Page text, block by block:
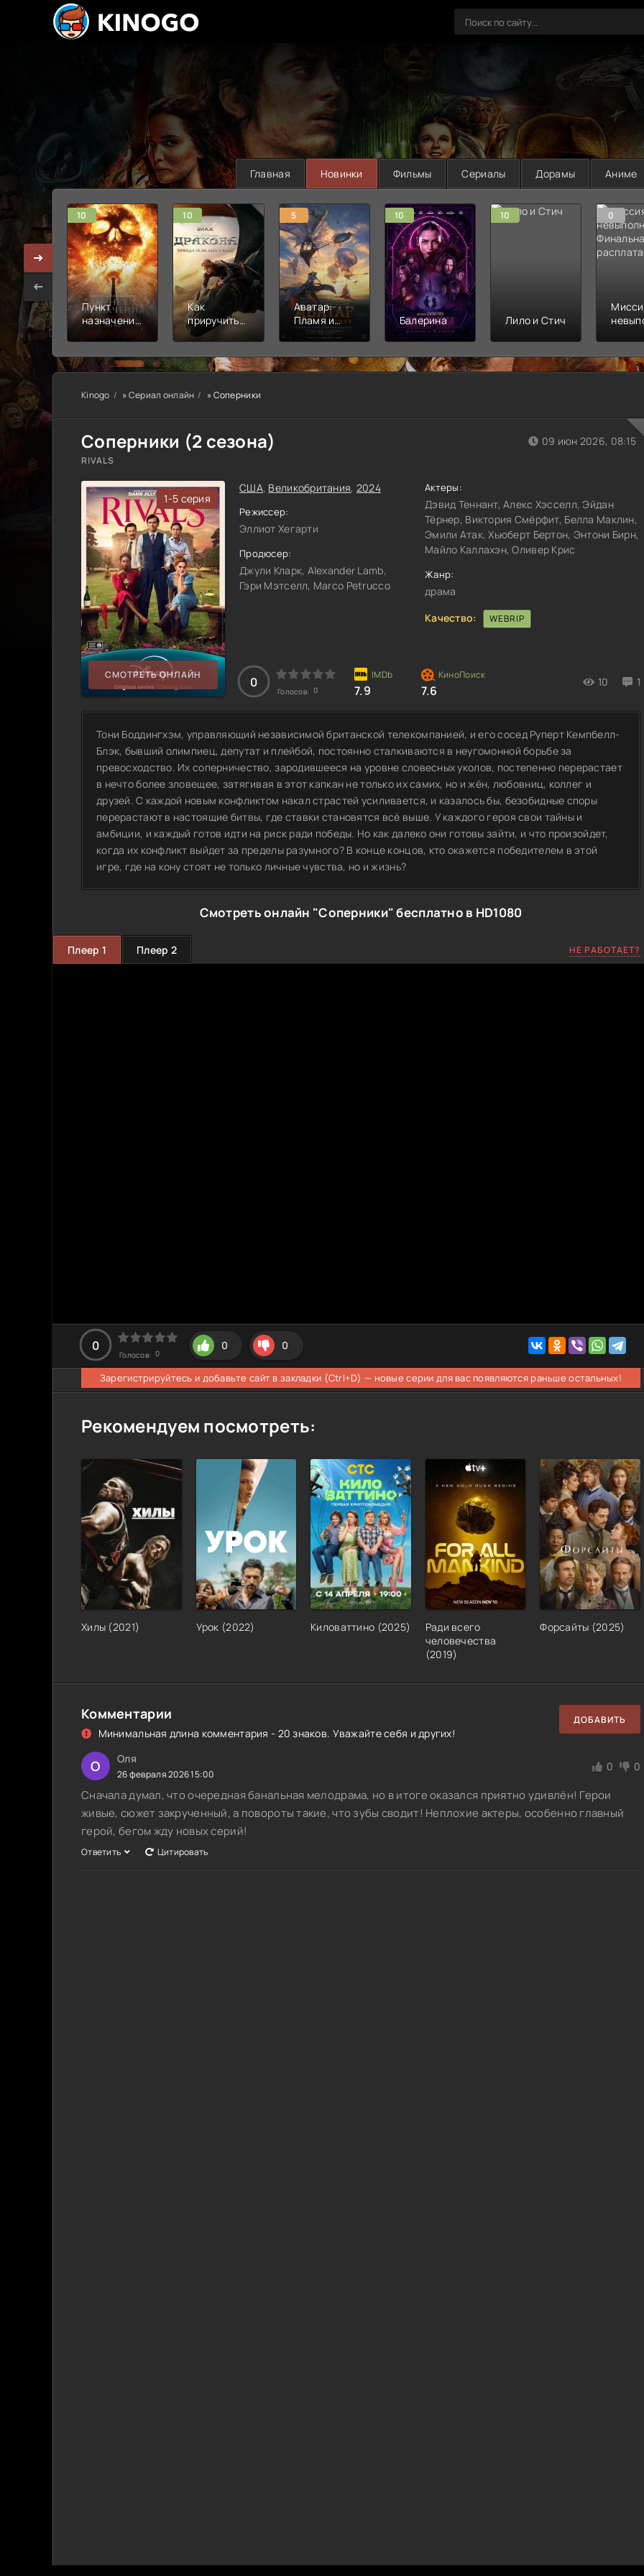
Главная Новинки Фильмы Сериалы Дорамы Аниме
10
Пункт
назначения:
10
Как
приручить
дракона
5
Аватар:
Пламя и
пепел
10
Балерина
10
Лило и Стич
0
Kinogo »Сериал онлайн » Соперники
Соперники (2 сезона)
RIVALS
1-5 серия
СМОТРЕТЬ ОНЛАЙН
США, Великобритания, 2024
Режиссер:
Эллиот Хегарти
Продюсер:
Джули Кларк, Alexander Lamb,
Гэри Мэтселл, Marco Petrucco
0
Голосов: 0 7.9 7.6
10 1
09 июн 2026, 08:15
Актеры:
Дэвид Теннант, Алекс Хэсселл, Эйдан
Тёрнер, Виктория Смёрфит, Белла Маклин,
Эмили Атак, Хьюберт Бертон, Энтони Бирн,
Майло Каллахэн, Оливер Крис
Жанр:
драма
Качество:
WEBRIP
Тони Боддингхэм, управляющий независимой британской телекомпанией, и его сосед Руперт Кемпбелл-
Блэк, бывший олимпиец, депутат и плейбой, постоянно сталкиваются в неугомонной борьбе за
превосходство. Их соперничество, зародившееся на уровне словесных уколов, постепенно перерастает
в нечто более зловещее, затягивая в этот капкан не только их самих, но и жён, любовниц, коллег и
друзей. С каждой новым конфликтом накал страстей усиливается, и казалось бы, безобидные споры
перерастают в настоящие битвы, где ставки становятся всё выше. У каждого героя свои тайны и
амбиции, и каждый готов идти на риск ради победы. Но как далеко они готовы зайти, и что произойдет,
когда их конфликт выйдет за пределы разумного? В конце концов, кто окажется победителем в этой
игре, где на кону стоят не только личные чувства, но и жизнь?
Смотреть онлайн "Соперники" бесплатно в HD1080
Плеер 1 Плеер 2 НЕ РАБОТАЕТ?
0
Голосов: 0
0 0
Зарегистрируйтесь и добавьте сайт в закладки (Ctrl+D) — новые серии для вас появляются раньше остальных!
Рекомендуем посмотреть:
Хилы (2021) Урок (2022) Киловаттино (2025)
Ради всего
человечества
(2019)
Форсайты (2025)
Комментарии
Минимальная длина комментария - 20 знаков. Уважайте себя и других!
ДОБАВИТЬ
О Оля
26 февраля 2026 15:00
0 0
Сначала думал, что очередная банальная мелодрама, но в итоге оказался приятно удивлён! Герои
живые, сюжет закрученный, а повороты такие, что зубы сводит! Неплохие актеры, особенно главный
герой, бегом жду новых серий!
Ответить Цитировать